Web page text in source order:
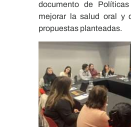
documento de
mejorar la salud oral y
propuestas planteadas.